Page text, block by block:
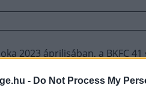
- Do Not Process My
2023 áprilisában, a BKFC
menetben veszített TKO-
is igazi sport.